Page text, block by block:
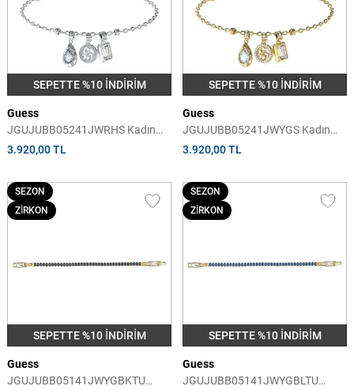
SEPETTE %10 İNDİRİM
Guess
JGUJUBB05241JWRHS Kadın
Bileklik
3.920,00 TL
SEPETTE %10 İNDİRİM
Guess
JGUJUBB05241JWYGS Kadın
Bileklik
3.920,00 TL
SEPETTE %10 İNDİRİM
SEZON
ZİRKON
Guess
JGUJUBB05141JWYGBKTU
SEPETTE %10 İNDİRİM
SEZON
ZİRKON
Guess
JGUJUBB05141JWYGBLTU